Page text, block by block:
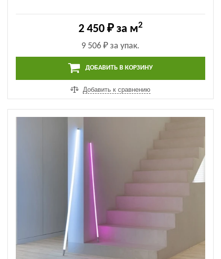
2 450 ₽ за м2
9 506 ₽ за упак.
ДОБАВИТЬ В КОРЗИНУ
Добавить к сравнению